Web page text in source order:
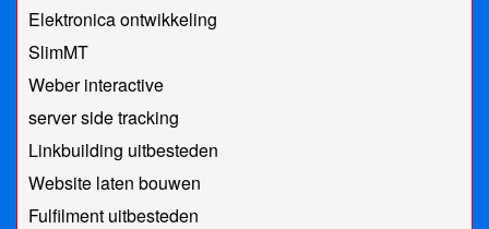
Elektronica ontwikkeling
SlimMT
Weber interactive
server side tracking
Linkbuilding uitbesteden
Website laten bouwen
Fulfilment uitbesteden